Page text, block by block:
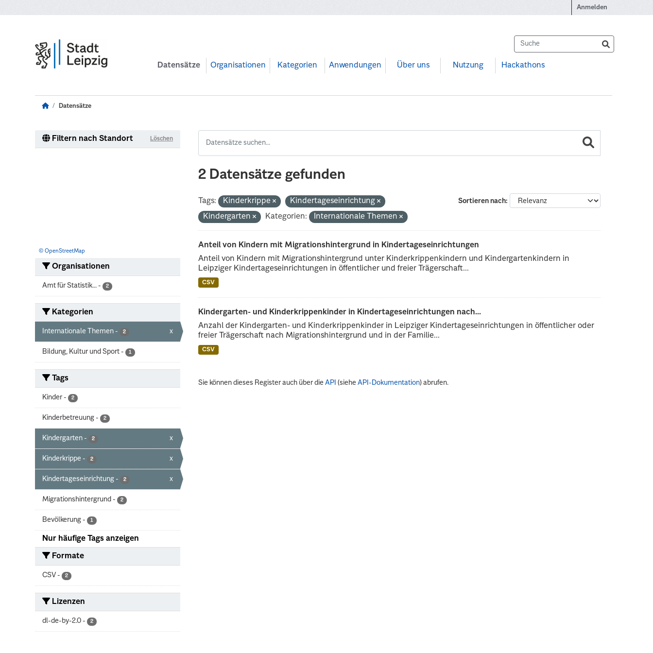
Anmelden
Datensätze Organisationen Kategorien Anwendungen Über uns Nutzung Hackathons
Datensätze
Filtern nach Standort Löschen
© OpenStreetMap
Organisationen
Amt für Statistik... - 2
Kategorien
Internationale Themen - 2 x
Bildung, Kultur und Sport - 1
Tags
Kinder - 2
Kinderbetreuung - 2
Kindergarten - 2 x
Kinderkrippe - 2 x
Kindertageseinrichtung - 2 x
Migrationshintergrund - 2
Bevölkerung - 1
Nur häufige Tags anzeigen
Formate
CSV - 2
Lizenzen
dl-de-by-2.0 - 2
2 Datensätze gefunden
Sortieren nach
Tags: Kinderkrippe
Kindertageseinrichtung
Kindergarten
Kategorien: Internationale Themen
Anteil von Kindern mit Migrationshintergrund in Kindertageseinrichtungen
Anteil von Kindern mit Migrationshintergrund unter Kinderkrippenkindern und Kindergartenkindern in
Leipziger Kindertageseinrichtungen in öffentlicher und freier Trägerschaft...
CSV
Kindergarten- und Kinderkrippenkinder in Kindertageseinrichtungen nach...
Anzahl der Kindergarten- und Kinderkrippenkinder in Leipziger Kindertageseinrichtungen in öffentlicher oder
freier Trägerschaft nach Migrationshintergrund und in der Familie...
CSV
Sie können dieses Register auch über dieAPI (sieheAPI-Dokumentation) abrufen.